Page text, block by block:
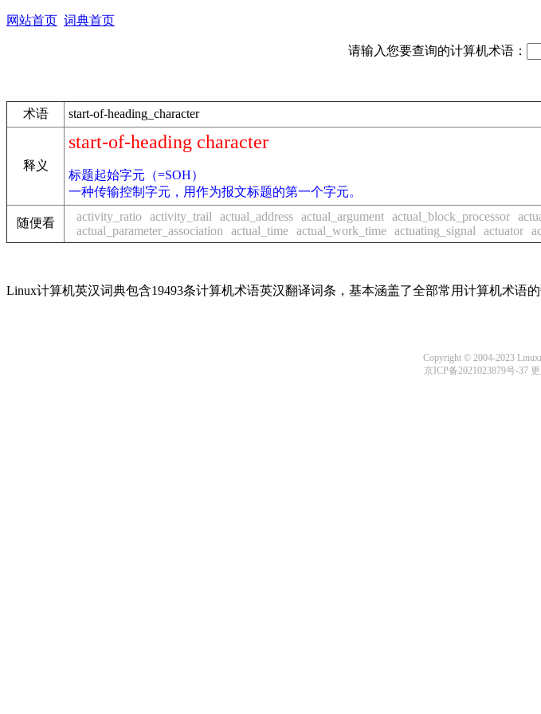
网站首页 词典首页
请输入您要查询的计算机术语：
术语 start-of-heading_character
释义
start-of-heading character
标题起始字元（=SOH）
一种传输控制字元，用作为报文标题的第一个字元。
随便看 activity_ratio activity_trail actual_address actual_argument actual_block_processor
actual_parameter_association
actual_time actual_work_time actuating_signal actuator
Linux计算机英汉词典包含19493条计算机术语英汉翻译词条，基本涵盖了全部常用计算机术语
Copyright © 2004-2023
京ICP备2021023879号-37更